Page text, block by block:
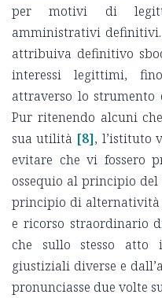
per motivi di
amministrativi definitivi.
attribuiva definitivo
interessi legittimi,
attraverso lo
Pur ritenendo alcuni
sua utilità [8], l’istituto
evitare che vi fossero
ossequio al principio del
principio di alternatività
e ricorso straordinario
che sullo stesso atto
giustiziali diverse e
pronunciasse due volte